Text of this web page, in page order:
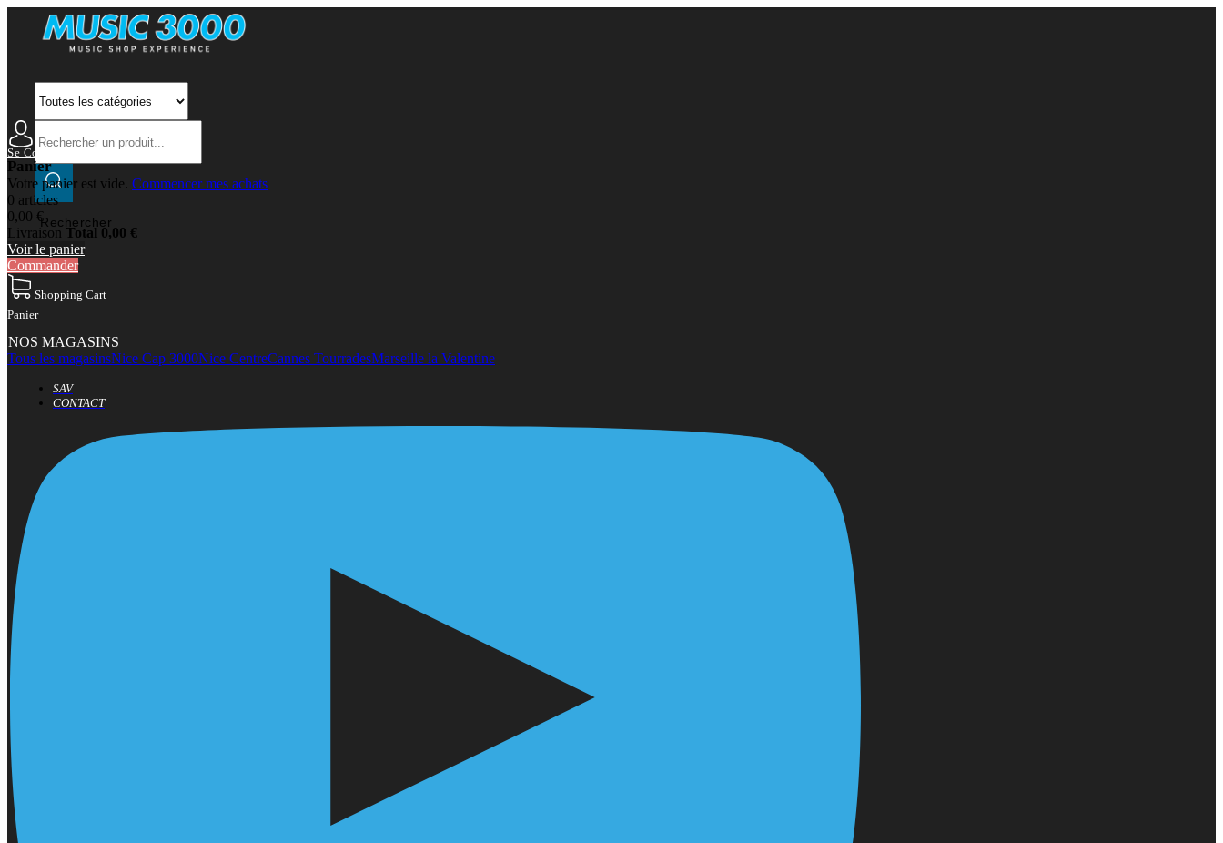
Rechercher
Se Connecter Mon Compte
Panier
Votre panier est vide. Commencer mes achats
0 articles
0,00 €
Livraison Total 0,00 €
Voir le panier
Commander
Shopping Cart
Panier
NOS MAGASINS
Tous les magasinsNice Cap 3000Nice CentreCannes TourradesMarseille la Valentine
SAV
CONTACT